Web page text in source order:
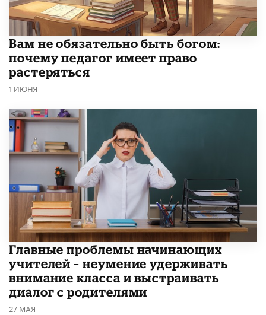
​Вам не обязательно быть богом:
почему педагог имеет право
растеряться
1 ИЮНЯ
Главные проблемы начинающих
учителей – неумение удерживать
внимание класса и выстраивать
диалог с родителями
27 МАЯ